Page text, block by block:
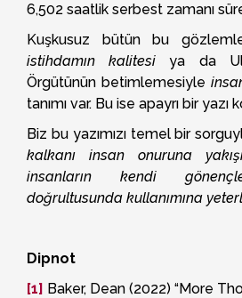
6,502 saatlik serbest zamanı
Kuşkusuz bütün bu
istihdamın kalitesi ya da
Örgütünün betimlemesiyle
tanımı var. Bu ise apayrı bir yazı
Biz bu yazımızı temel bir
kalkanı insan onuruna
insanların kendi
doğrultusunda kullanımına
Dipnot
[1] Baker, Dean (2022) “More